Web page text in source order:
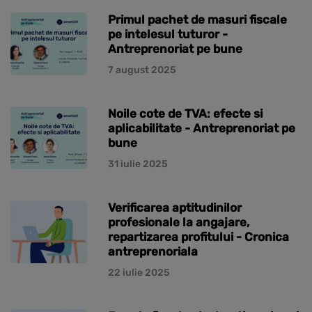
Primul pachet de masuri fiscale
pe intelesul tuturor -
Antreprenoriat pe bune
7 august 2025
Noile cote de TVA: efecte si
aplicabilitate - Antreprenoriat pe
bune
31 iulie 2025
Verificarea aptitudinilor
profesionale la angajare,
repartizarea profitului - Cronica
antreprenoriala
22 iulie 2025